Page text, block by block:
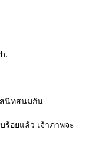
สนิทสนมกัน
อยแล้ว เจ้าภาพจะ